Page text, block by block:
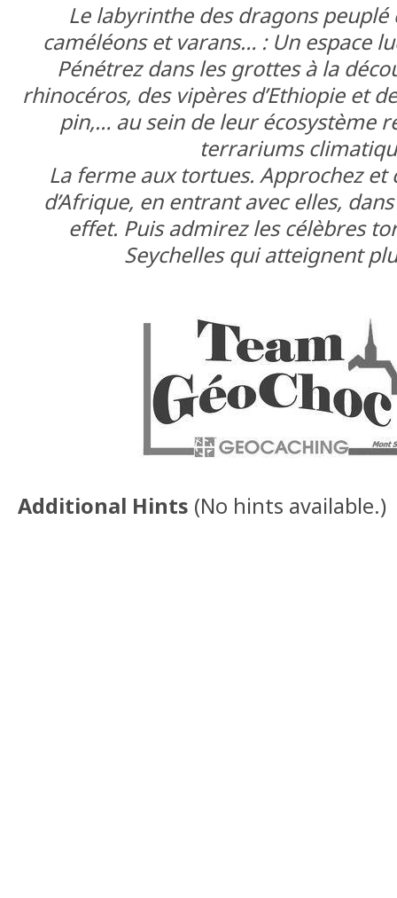
Le labyrinthe des dragons peuplé
caméléons et varans… : Un espace
Pénétrez dans les grottes à la
rhinocéros, des vipères d’Ethiopie et
pin,… au sein de leur écosystème
terrariums
La ferme aux tortues. Approchez et
d’Afrique, en entrant avec elles,
effet. Puis admirez les célèbres
Seychelles qui atteignent
Additional Hints (No hints available.)